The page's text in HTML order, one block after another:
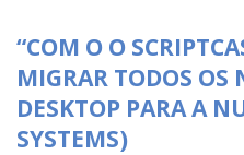
“COM O O
MIGRAR TODOS OS
DESKTOP PARA A
SYSTEMS)